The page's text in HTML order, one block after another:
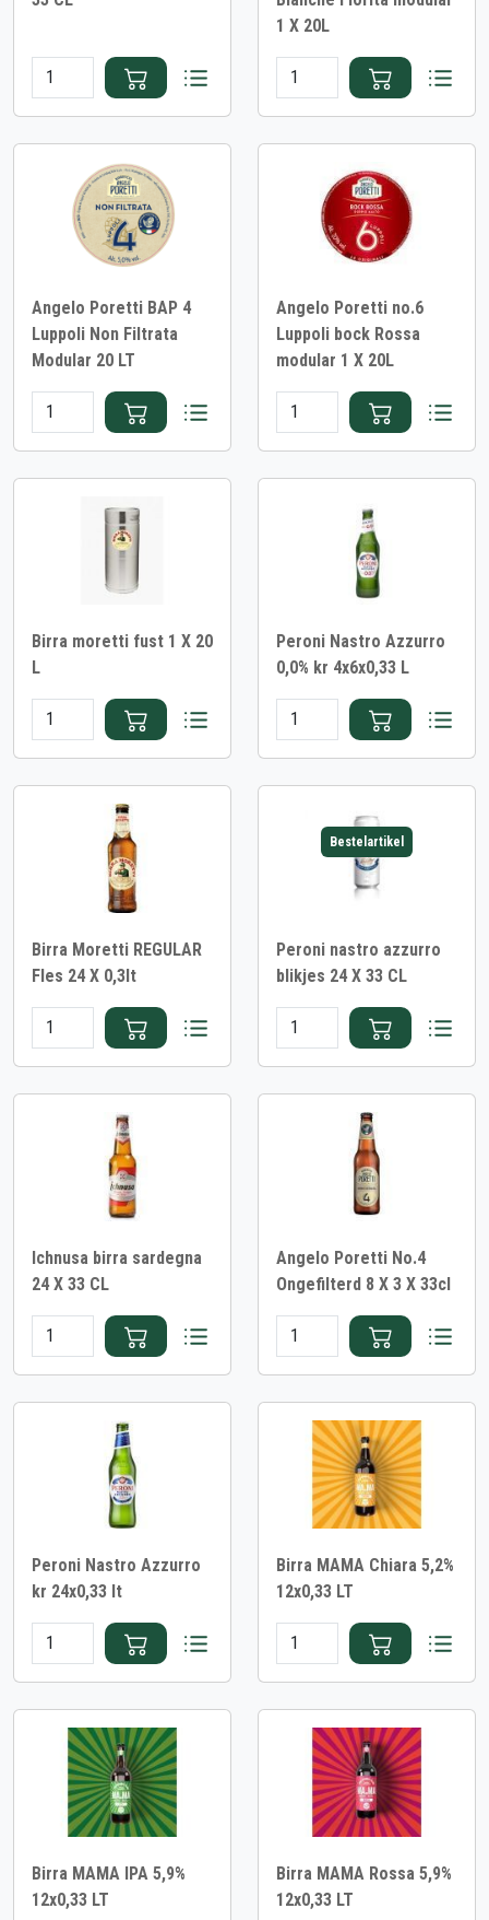
1 X 20L
Angelo Poretti BAP 4
Luppoli Non Filtrata
Modular 20 LT
Angelo Poretti no.6
Luppoli bock Rossa
modular 1 X 20L
Birra moretti fust 1 X 20
L
Peroni Nastro Azzurro
0,0% kr 4x6x0,33 L
Birra Moretti REGULAR
Fles 24 X 0,3lt
Bestelartikel
Peroni nastro azzurro
blikjes 24 X 33 CL
Ichnusa birra sardegna
24 X 33 CL
Angelo Poretti No.4
Ongefilterd 8 X 3 X 33cl
Peroni Nastro Azzurro
kr 24x0,33 lt
Birra MAMA Chiara 5,2%
12x0,33 LT
Birra MAMA IPA 5,9%
12x0,33 LT
Birra MAMA Rossa 5,9%
12x0,33 LT